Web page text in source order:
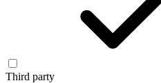
Third party